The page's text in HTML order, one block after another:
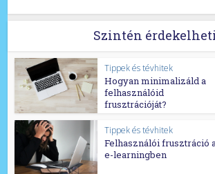
Szintén
Tippek és tévhitek
Hogyan minimalizáld a
felhasználóid
frusztrációját?
Tippek és tévhitek
Felhasználói frusztráció
e-learningben